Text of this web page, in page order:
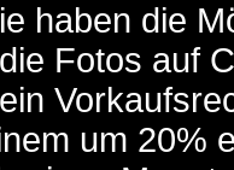
haben die
Fotos auf
um 20%